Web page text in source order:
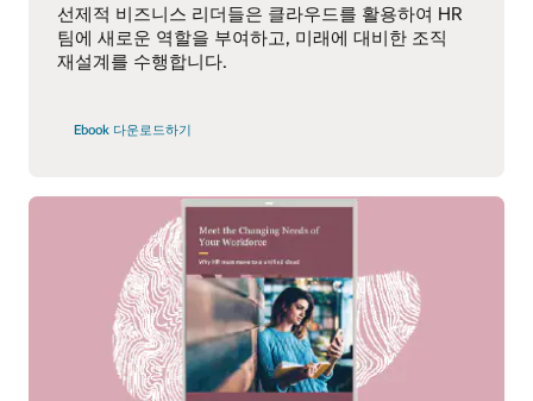
선제적 비즈니스 리더들은 클라우드를 활용하여 HR
팀에 새로운 역할을 부여하고, 미래에 대비한 조직
재설계를 수행합니다.
Ebook 다운로드하기